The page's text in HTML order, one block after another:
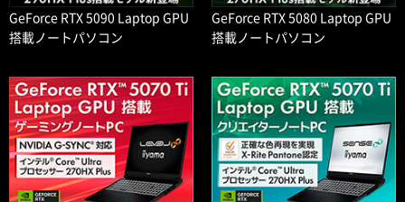
GeForce RTX 5090 Laptop GPU
搭載ノートパソコン
GeForce RTX 5080 Laptop GPU
搭載ノートパソコン